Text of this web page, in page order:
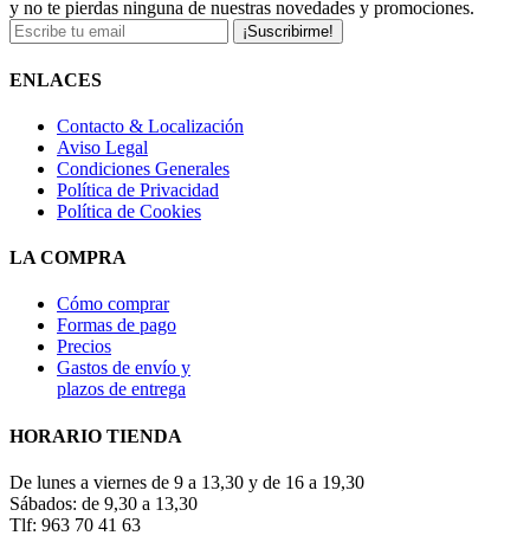
y no te pierdas ninguna de nuestras novedades y promociones.
¡Suscribirme!
ENLACES
Contacto & Localización
Aviso Legal
Condiciones Generales
Política de Privacidad
Política de Cookies
LA COMPRA
Cómo comprar
Formas de pago
Precios
Gastos de envío y
plazos de entrega
HORARIO TIENDA
De lunes a viernes de 9 a 13,30 y de 16 a 19,30
Sábados: de 9,30 a 13,30
Tlf: 963 70 41 63